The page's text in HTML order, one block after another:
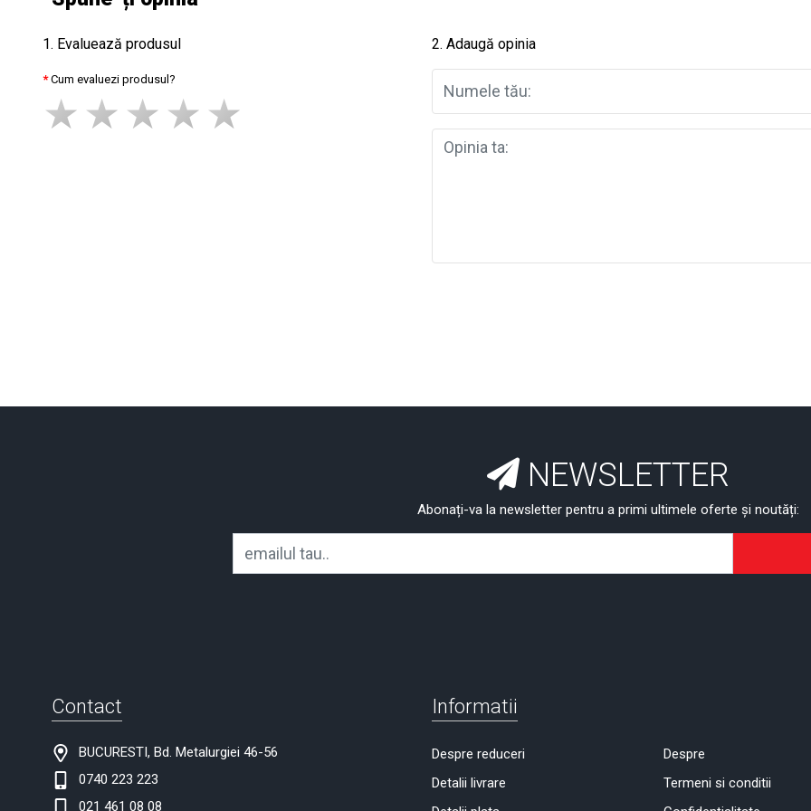
1. Evaluează produsul
Cum evaluezi produsul?
2. Adaugă opinia
NEWSLETTER
Abonați-va la newsletter pentru a primi ultimele oferte și noutăți:
Contact
BUCURESTI, Bd. Metalurgiei 46-56
0740 223 223
021 461 08 08
Informatii
Despre reduceri
Detalii livrare
Despre
Termeni si conditii